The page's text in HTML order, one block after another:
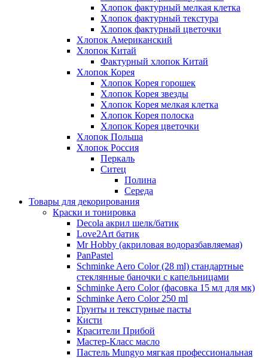
Хлопок фактурный мелкая клетка
Хлопок фактурный текстура
Хлопок фактурный цветочки
Хлопок Американский
Хлопок Китай
Фактурный хлопок Китай
Хлопок Корея
Хлопок Корея горошек
Хлопок Корея звезды
Хлопок Корея мелкая клетка
Хлопок Корея полоска
Хлопок Корея цветочки
Хлопок Польша
Хлопок Россия
Перкаль
Ситец
Полина
Середа
Товары для декорирования
Краски и тонировка
Decola акрил шелк/батик
Love2Art батик
Mr Hobby (акриловая водоразбавляемая)
PanPastel
Schminke Aero Color (28 ml) стандартные
стеклянные баночки с капельницами
Schminke Aero Color (фасовка 15 мл для мк)
Schminke Aero Color 250 ml
Грунты и текстурные пасты
Кисти
Красители Прибой
Мастер-Класс масло
Пастель Mungyo мягкая профессиональная